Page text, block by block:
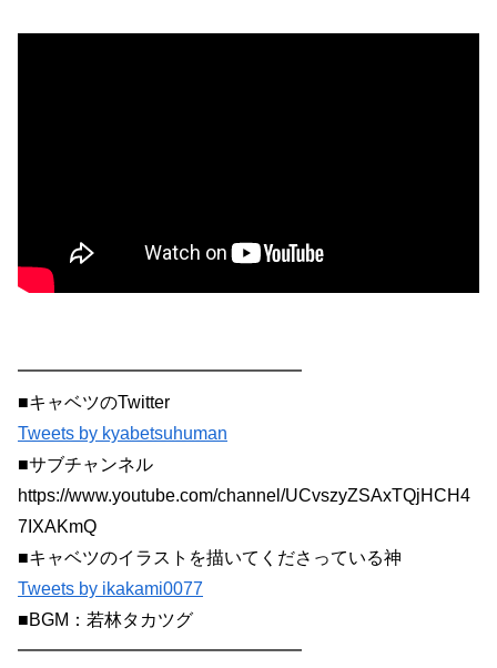
━━━━━━━━━━━━━━━━
■キャベツのTwitter
Tweets by kyabetsuhuman
■サブチャンネル
https://www.youtube.com/channel/UCvszyZSAxTQjHCH4
7IXAKmQ
■キャベツのイラストを描いてくださっている神
Tweets by ikakami0077
■BGM：若林タカツグ
━━━━━━━━━━━━━━━━